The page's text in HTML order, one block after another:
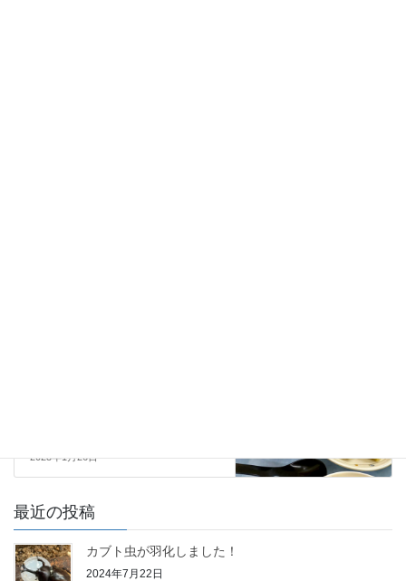
2023年1月26日
最近の投稿
カブト虫が羽化しました！
2024年7月22日